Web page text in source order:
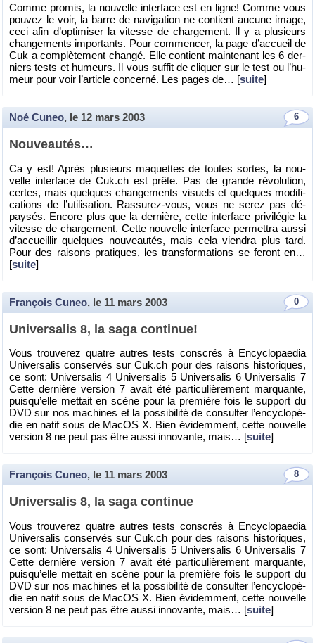
Comme pro­mis, la nou­velle in­ter­face est en ligne! Comme vous
pou­vez le voir, la barre de na­vi­ga­tion ne contient au­cune image,
ceci afin d’op­ti­mi­ser la vi­tesse de char­ge­ment. Il y a plu­sieurs
chan­ge­ments im­por­tants. Pour com­men­cer, la page d’ac­cueil de
Cuk a com­plè­te­ment changé. Elle contient main­te­nant les 6 der­
niers tests et hu­meurs. Il vous suf­fit de cli­quer sur le test ou l’hu­
meur pour voir l’ar­ticle concerné. Les pages de… [suite]
6
Noé Cuneo, le 12 mars 2003
Nou­veau­tés…
Ca y est! Après plu­sieurs ma­quettes de toutes sortes, la nou­
velle in­ter­face de Cuk.​ch est prête. Pas de grande ré­vo­lu­tion,
certes, mais quelques chan­ge­ments vi­suels et quelques mo­di­fi­
ca­tions de l’uti­li­sa­tion. Ras­su­rez-vous, vous ne serez pas dé­
pay­sés. En­core plus que la der­nière, cette in­ter­face pri­vi­lé­gie la
vi­tesse de char­ge­ment. Cette nou­velle in­ter­face per­met­tra aussi
d’ac­cueillir quelques nou­veau­tés, mais cela vien­dra plus tard.
Pour des rai­sons pra­tiques, les trans­for­ma­tions se fe­ront en…
[suite]
0
François Cuneo, le 11 mars 2003
Uni­ver­sa­lis 8, la saga conti­nue!
Vous trou­ve­rez quatre autres tests conscrés à En­cy­clo­pae­dia
Uni­ver­sa­lis conser­vés sur Cuk.​ch pour des rai­sons his­to­riques,
ce sont: Uni­ver­sa­lis 4 Uni­ver­sa­lis 5 Uni­ver­sa­lis 6 Uni­ver­sa­lis 7
Cette der­nière ver­sion 7 avait été par­ti­cu­liè­re­ment mar­quante,
puis­qu’elle met­tait en scène pour la pre­mière fois le sup­port du
DVD sur nos ma­chines et la pos­si­bi­lité de consul­ter l’en­cy­clo­pé­
die en natif sous de MacOS X. Bien évi­dem­ment, cette nou­velle
ver­sion 8 ne peut pas être aussi in­no­vante, mais… [suite]
8
François Cuneo, le 11 mars 2003
Uni­ver­sa­lis 8, la saga conti­nue
Vous trou­ve­rez quatre autres tests conscrés à En­cy­clo­pae­dia
Uni­ver­sa­lis conser­vés sur Cuk.​ch pour des rai­sons his­to­riques,
ce sont: Uni­ver­sa­lis 4 Uni­ver­sa­lis 5 Uni­ver­sa­lis 6 Uni­ver­sa­lis 7
Cette der­nière ver­sion 7 avait été par­ti­cu­liè­re­ment mar­quante,
puis­qu’elle met­tait en scène pour la pre­mière fois le sup­port du
DVD sur nos ma­chines et la pos­si­bi­lité de consul­ter l’en­cy­clo­pé­
die en natif sous de MacOS X. Bien évi­dem­ment, cette nou­velle
ver­sion 8 ne peut pas être aussi in­no­vante, mais… [suite]